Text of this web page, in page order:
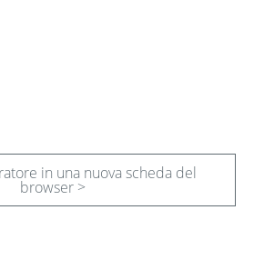
in una nuova scheda del
browser >